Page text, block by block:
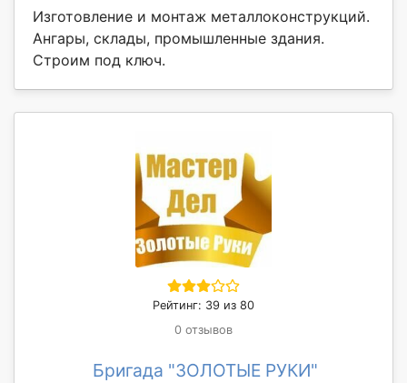
Изготовление и монтаж металлоконструкций.
Ангары, склады, промышленные здания.
Строим под ключ.
Рейтинг: 39 из 80
0 отзывов
Бригада "ЗОЛОТЫЕ РУКИ"